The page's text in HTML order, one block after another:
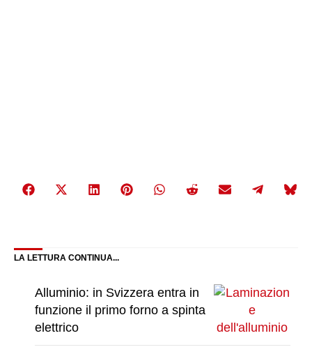
Share
Share
(Twitter)
Share
Share
Share
Share
Share
Share
Bluesky
LA LETTURA CONTINUA...
Alluminio: in Svizzera entra in
funzione il primo forno a spinta
elettrico